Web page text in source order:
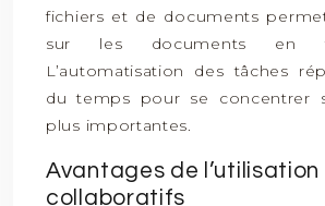
fichiers et de documents
sur les documents en
L’automatisation des tâches
du temps pour se concentrer
plus importantes.
Avantages de l’utilisation
collaboratifs